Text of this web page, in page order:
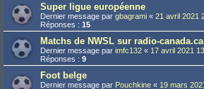
Super ligue européenne
Dernier message par gbagrami « 21 avril 2021
Réponses : 15
Matchs de NWSL sur radio-canada.ca
Dernier message par imfc132 « 17 avril 2021
Réponses : 9
Foot belge
Dernier message par Pouchkine « 19 mars